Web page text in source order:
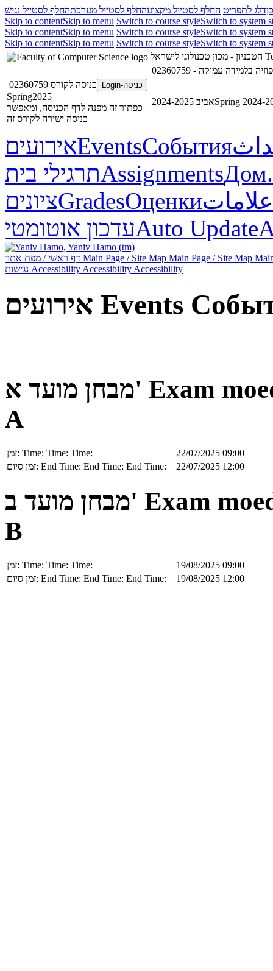
דלג לתפריט החלף לסטייל מקצועהחלף לסטייל מערכתהחלף לסטייל נגיש
Skip to contentSkip to menu Switch to course styleSwitch to system
Skip to contentSkip to menu Switch to course styleSwitch to system
Skip to contentSkip to menu Switch to course styleSwitch to system
כניסה-Login
כניסה לקורס 02360759
Spring2025
כפתור זה מפנה לדף הכניסה, ומאפשר
כניסה ישירה לקורס זה
אביב 2024-2025Spring 2024-
אירועיםEventsСобытия
תרגילי ביתAssignmentsДом.
ציוניםGradesОценкиعلامات
עדכון אוטומטיAuto Update
Main Page / Site Map Main Page / Site Map
Accessibility Accessibility Accessibility
אירועים Events
מבחן מועד א' Exam
A
זמן: Time: Time: Time:
22/07/2025 09:00
זמן סיום: End Time: End Time: End Time: 22/07/2025 12:00
מבחן מועד ב' Exam
B
זמן: Time: Time: Time:
19/08/2025 09:00
זמן סיום: End Time: End Time: End Time: 19/08/2025 12:00